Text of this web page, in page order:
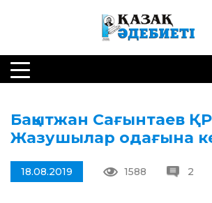
Бақытжан Сағынтаев ҚР
Жазушылар одағына
18.08.2019 1588 2